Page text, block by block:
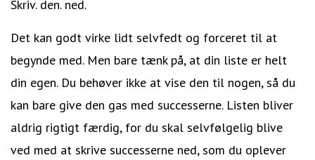
Skriv. den. ned.
Det kan godt virke lidt selvfedt og forceret til at
begynde med. Men bare tænk på, at din liste er helt
din egen. Du behøver ikke at vise den til nogen, så du
kan bare give den gas med successerne. Listen bliver
aldrig rigtigt færdig, for du skal selvfølgelig blive
ved med at skrive successerne ned, som du oplever